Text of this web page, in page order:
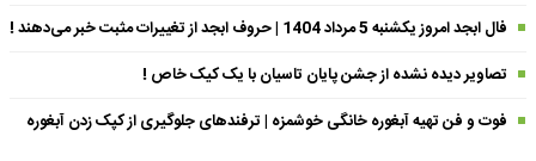
فال ابجد امروز یکشنبه 5 مرداد 1404 | حروف ابجد از تغییرات مثبت خبر می‌دهند !
تصاویر دیده نشده از جشن پایان تاسیان با یک کیک خاص !
فوت و فن تهیه آبغوره خانگی خوشمزه | ترفندهای جلوگیری از کپک زدن آبغوره